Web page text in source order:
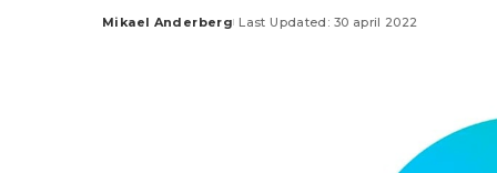
Posted
Mikael Anderberg Last Updated: 30 april 2022